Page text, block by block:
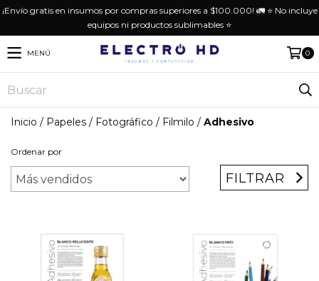
¡Envío gratis en insumos por compras superiores a $100.000! 🚛 ⭐️ No incluye
equipos ni productos sublimables ⭐️
MENÚ 0
Inicio / Papeles / Fotográfico / Filmilo / Adhesivo
Ordenar por
FILTRAR